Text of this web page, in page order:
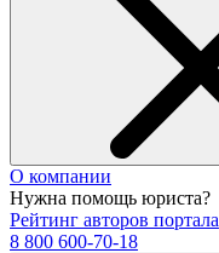
О компании
Нужна помощь юриста?
Рейтинг авторов портала
8 800 600-70-18